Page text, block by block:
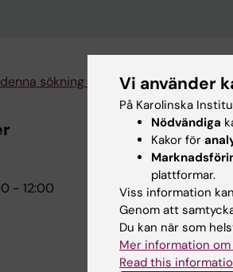
sökning som RSS
- 12:00
Disputation:
Air&Fire,
Övrigt
Vi använder
På Karolinska
Nödvändiga
Kakor för
plattformar.
Viss information
Genom att
Du kan när som
Mer information om
Read this